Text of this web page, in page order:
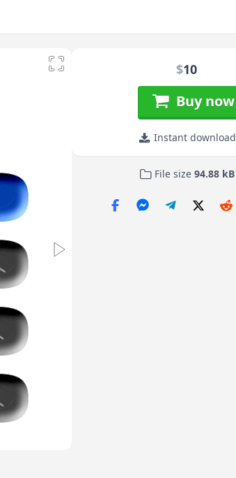
$10
Buy now
Instant download
File size94.88 kB